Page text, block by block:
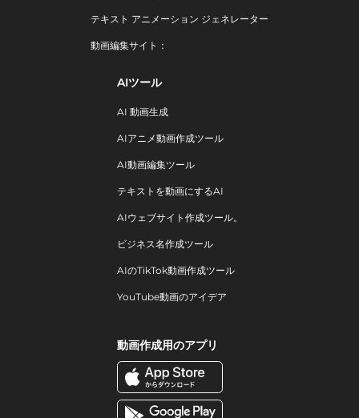
テキスト アニメーション ジェネレーター
動画編集サイト：
AIツール
AI 動画生成
AIアニメ動画作成ツール
AI動画編集ツール
テキストを動画にするAI
AIウェブサイト作成ツール。
ビジネス名作成ツール
AIのTikTok動画作成ツール
YouTube動画のアイデア
動画作成用のアプリ